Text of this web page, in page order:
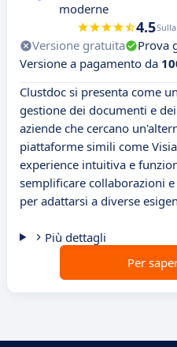
moderne
4.5
Versione gratuita Prova
Versione a pagamento da
Clustdoc si presenta come
gestione dei documenti e
aziende che cercano
piattaforme simili come
experience intuitiva e
semplificare collaborazioni
per adattarsi a diverse
Più dettagli
Per